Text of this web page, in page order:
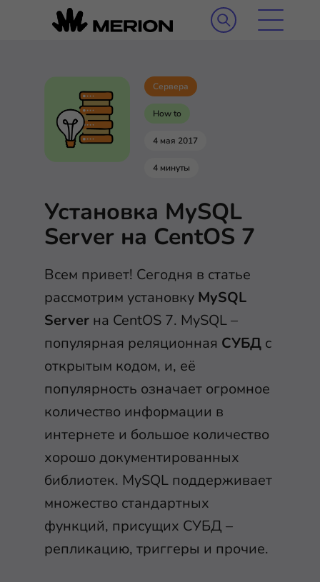
Сервера
How to
4 мая 2017
4 минуты
Установка MySQL
Server на CentOS 7
Всем привет! Сегодня в статье
рассмотрим установку MySQL
Server на CentOS 7. MySQL –
популярная реляционная СУБД с
открытым кодом, и, её
популярность означает огромное
количество информации в
интернете и большое количество
хорошо документированных
библиотек. MySQL поддерживает
множество стандартных
функций, присущих СУБД –
репликацию, триггеры и прочие.